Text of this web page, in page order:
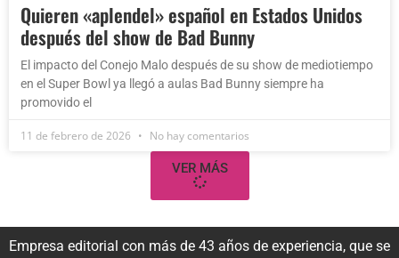
Quieren «aplendel» español en Estados Unidos
después del show de Bad Bunny
El impacto del Conejo Malo después de su show de mediotiempo
en el Super Bowl ya llegó a aulas Bad Bunny siempre ha
promovido el
11 de febrero de 2026 No hay comentarios
VER MÁS
Empresa editorial con más de 43 años de experiencia, que se